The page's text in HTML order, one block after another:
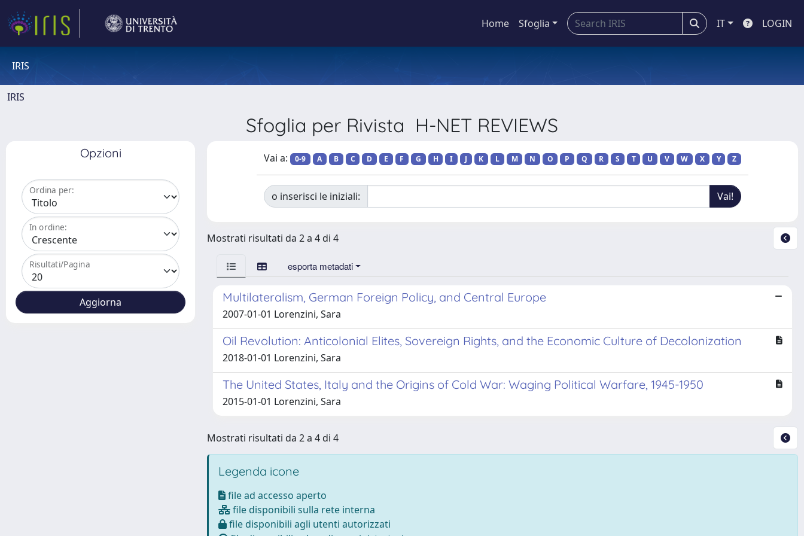
Home Sfoglia IT LOGIN
IRIS
IRIS
Sfoglia per Rivista H-NET REVIEWS
Opzioni
Ordina per:
In ordine:
Risultati/Pagina
Vai a: 0-9 A B C D E F G H I J K L M N O P Q R S T U V W X Y Z
o inserisci le iniziali:
Mostrati risultati da 2 a 4 di 4
esporta metadati
Multilateralism, German Foreign Policy, and Central Europe
2007-01-01 Lorenzini, Sara
Oil Revolution: Anticolonial Elites, Sovereign Rights, and the Economic Culture of Decolonization
2018-01-01 Lorenzini, Sara
The United States, Italy and the Origins of Cold War: Waging Political Warfare, 1945-1950
2015-01-01 Lorenzini, Sara
Mostrati risultati da 2 a 4 di 4
Legenda icone
file ad accesso aperto
file disponibili sulla rete interna
file disponibili agli utenti autorizzati